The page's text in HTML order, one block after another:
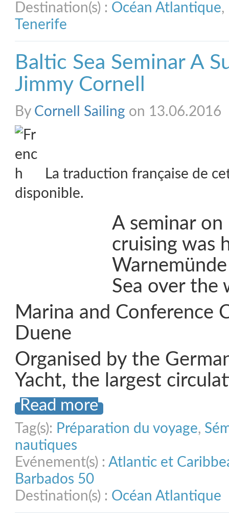
Destination(s) : Océan Atlantique,
Tenerife
Baltic Sea Seminar A
Jimmy Cornell
By Cornell Sailing on 13.06.2016
La traduction française de
disponible.
A seminar
cruising was
Sea over the
Marina and Conference
Duene
Organised by the
Yacht, the largest
Read more
Tag(s): Préparation du voyage,
nautiques
Evénement(s) : Atlantic et
Barbados 50
Destination(s) : Océan Atlantique